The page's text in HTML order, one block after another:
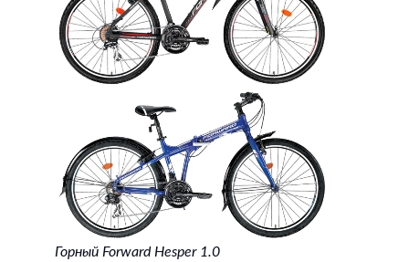
Горный Forward Hesper 1.0